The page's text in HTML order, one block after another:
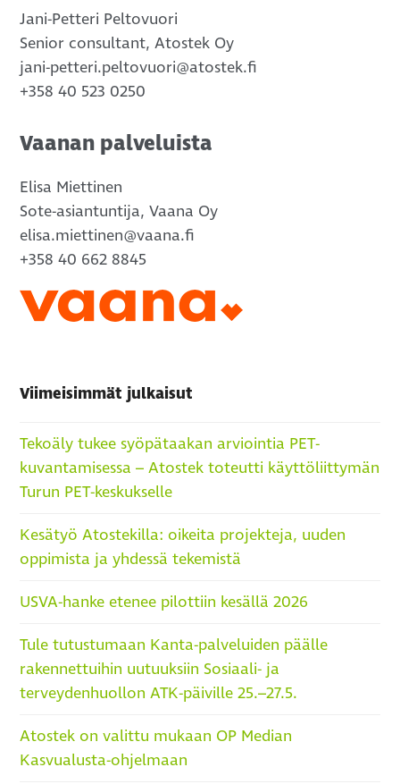
Jani-Petteri Peltovuori
Senior consultant, Atostek Oy
jani-petteri.peltovuori@atostek.fi
+358 40 523 0250
Vaanan palveluista
Elisa Miettinen
Sote-asiantuntija, Vaana Oy
elisa.miettinen@vaana.fi
+358 40 662 8845
Viimeisimmät julkaisut
Tekoäly tukee syöpätaakan arviointia PET-
kuvantamisessa – Atostek toteutti käyttöliittymän
Turun PET-keskukselle
Kesätyö Atostekilla: oikeita projekteja, uuden
oppimista ja yhdessä tekemistä
USVA-hanke etenee pilottiin kesällä 2026
Tule tutustumaan Kanta-palveluiden päälle
rakennettuihin uutuuksiin Sosiaali- ja
terveydenhuollon ATK-päiville 25.–27.5.
Atostek on valittu mukaan OP Median
Kasvualusta-ohjelmaan